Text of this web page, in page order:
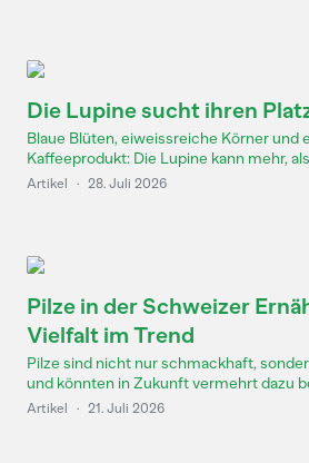
Die Lupine sucht ihren
Blaue Blüten, eiweissreiche Körner und
Kaffeeprodukt: Die Lupine kann mehr,
Artikel · 28. Juli 2026
Pilze in der Schweizer
Vielfalt im Trend
Pilze sind nicht nur schmackhaft,
und könnten in Zukunft vermehrt dazu
Artikel · 21. Juli 2026